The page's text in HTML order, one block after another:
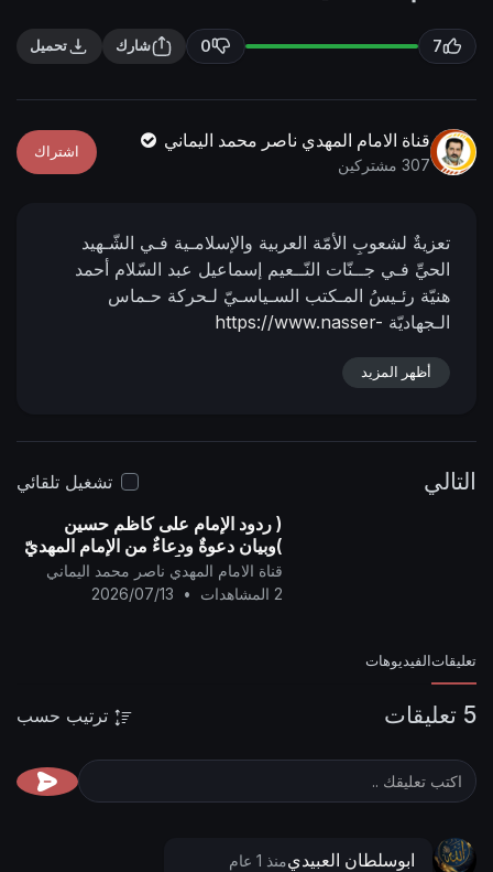
g
u
l
c
7
0 شارك تحميل
قناة الامام المهدي ناصر محمد اليماني
307 مشتركين
اشتراك
تعزيةٌ لشعوبِ الأمّة العربية والإسلامـية فـي الشّـهيد
الحيِّ فـي جــنّات النّــعيم إسماعيل عبد السّلام أحمد
هنيّة رئـيسُ المـكتب السـياسـيّ لـحركة حـماس
الـجهاديّة https://www.nasser-
أظهر المزيد
التالي
تشغيل تلقائي
( ردود الإمام على كاظم حسين
)وبيان دعوةٌ ودعاءٌ من الإمام المهديّ
إلى الأمَّة جميعاً ..
قناة الامام المهدي ناصر محمد اليماني
2 المشاهدات
•
2026/07/13
تعليقات الفيديوهات
5 تعليقات ترتيب حسب
ابوسلطان العبيديمنذ 1 عام